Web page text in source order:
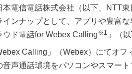
本電信電話株式会社（以下、NTT
インナップとして、アプリや豊富
ウド電話for Webex Calling※1 」（
Calling」（Webex）にてオ
音声通話環境をパソコンやスマー